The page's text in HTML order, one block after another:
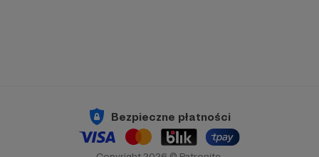
Bezpieczne płatności